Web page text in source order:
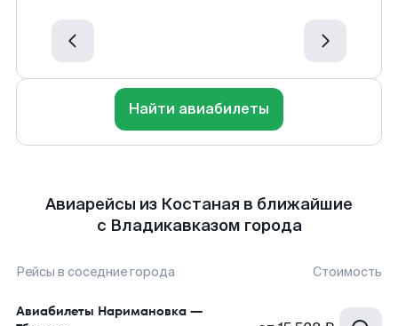
Найти авиабилеты
Авиарейсы из Костаная в ближайшие
с Владикавказом города
Рейсы в соседние города Стоимость
Авиабилеты Наримановка —